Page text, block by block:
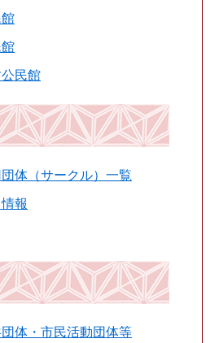
民館
体（サークル）一覧
報
体・市民活動団体等